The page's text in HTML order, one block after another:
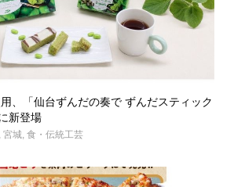
、「仙台ずんだの奏で ずんだスティック
新登場
, 宮城, 食・伝統工芸